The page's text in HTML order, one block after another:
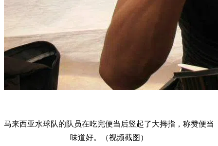
马来西亚水球队的队员在吃完便当后竖起了大拇指，称赞便当
味道好。（视频截图）